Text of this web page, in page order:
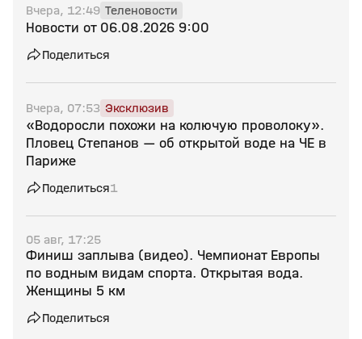
Вчера, 12:49 Теленовости
Новости от 06.08.2026 9:00
Поделиться
Вчера, 07:53 Эксклюзив
«Водоросли похожи на колючую проволоку».
Пловец Степанов — об открытой воде на ЧЕ в
Париже
Поделиться1
05 авг, 17:25
Финиш заплыва (видео). Чемпионат Европы
по водным видам спорта. Открытая вода.
Женщины 5 км
Поделиться